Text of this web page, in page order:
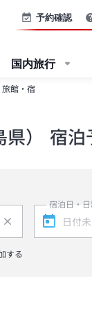
予約確認
国内旅行
館・宿
県） 宿泊
する
宿泊日・日